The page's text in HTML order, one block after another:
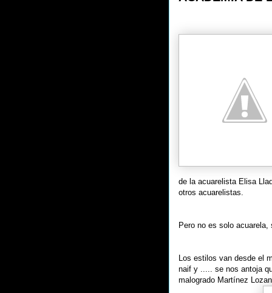
de la acuarelista Elisa
otros acuarelistas.
Pero no es solo
Los estilos van desde el
naif y ..... se nos antoja
malogrado Martínez